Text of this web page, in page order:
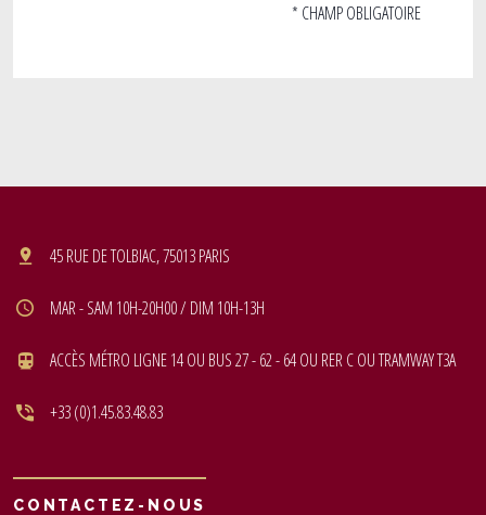
* CHAMP OBLIGATOIRE
45 RUE DE TOLBIAC, 75013 PARIS
MAR - SAM 10H-20H00 / DIM 10H-13H
ACCÈS MÉTRO LIGNE 14 OU BUS 27 - 62 - 64 OU RER C OU TRAMWAY T3A
+33 (0)1.45.83.48.83
CONTACTEZ-NOUS